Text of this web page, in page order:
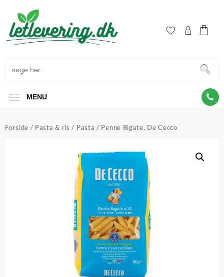
content
MENU
Forside / Pasta & ris / Pasta / Penne Rigate, De Cecco